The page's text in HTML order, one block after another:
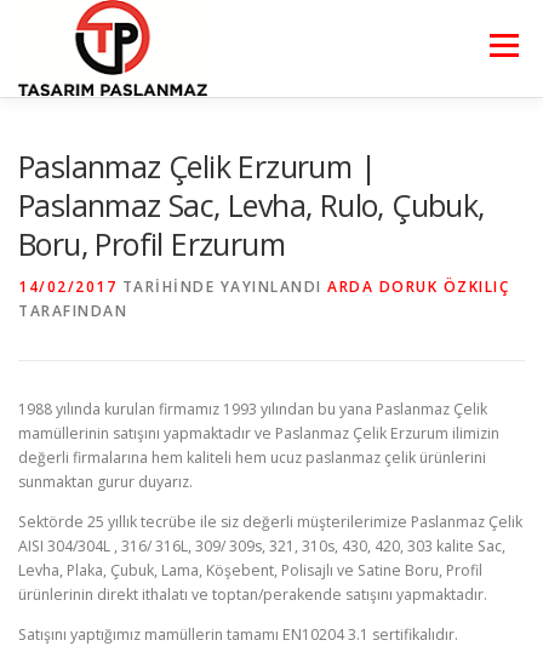
Menü
ÜRÜNLER DUYURULAR
Paslanmaz Çelik Erzurum |
Paslanmaz Sac, Levha, Rulo, Çubuk,
Boru, Profil Erzurum
14/02/2017 TARIHINDE YAYINLANDI ARDA DORUK ÖZKILIÇ
TARAFINDAN
1988 yılında kurulan firmamız 1993 yılından bu yana Paslanmaz Çelik
mamüllerinin satışını yapmaktadır ve Paslanmaz Çelik Erzurum ilimizin
değerli firmalarına hem kaliteli hem ucuz paslanmaz çelik ürünlerini
sunmaktan gurur duyarız.
Sektörde 25 yıllık tecrübe ile siz değerli müşterilerimize Paslanmaz Çelik
AISI 304/304L , 316/ 316L, 309/ 309s, 321, 310s, 430, 420, 303 kalite Sac,
Levha, Plaka, Çubuk, Lama, Köşebent, Polisajlı ve Satine Boru, Profil
ürünlerinin direkt ithalatı ve toptan/perakende satışını yapmaktadır.
Satışını yaptığımız mamüllerin tamamı EN10204 3.1 sertifikalıdır.